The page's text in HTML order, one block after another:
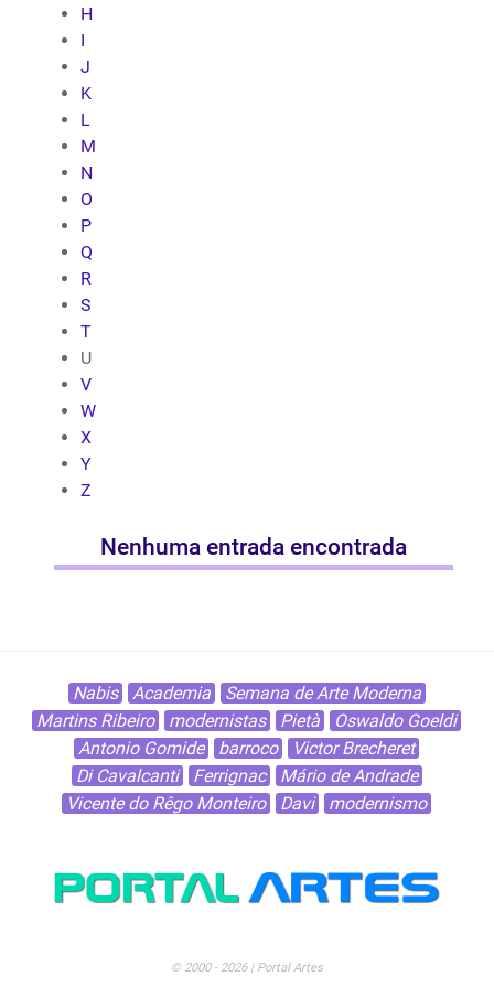
H
I
J
K
L
M
N
O
P
Q
R
S
T
U
V
W
X
Y
Z
Nenhuma entrada encontrada
Nabis Academia
Semana de Arte Moderna
Martins Ribeiro
modernistas Pietà
Oswaldo Goeldi
Antonio Gomide
barroco
Victor Brecheret
Di Cavalcanti
Ferrignac
Mário de Andrade
Vicente do Rêgo Monteiro
Davi modernismo
© 2000 - 2026 | Portal Artes